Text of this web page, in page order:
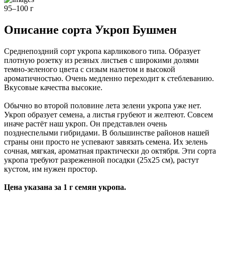
95–100 г
Описание сорта Укроп Бушмен
Среднепоздний сорт укропа карликового типа. Образует
плотную розетку из резных листьев с широкими долями
темно-зеленого цвета с сизым налетом и высокой
ароматичностью. Очень медленно переходит к стеблеванию.
Вкусовые качества высокие.
Обычно во второй половине лета зелени укропа уже нет.
Укроп образует семена, а листья грубеют и желтеют. Совсем
иначе растёт наш укроп. Он представлен очень
позднеспелыми гибридами. В большинстве районов нашей
страны они просто не успевают завязать семена. Их зелень
сочная, мягкая, ароматная практически до октября. Эти сорта
укропа требуют разреженной посадки (25х25 см), растут
кустом, им нужен простор.
Цена указана за 1 г семян укропа.